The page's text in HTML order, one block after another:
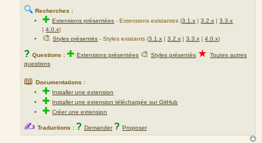
🔍 Recherches :
✚Extensions présentées -Extensions existantes (3.1.x |3.2.x |3.3.x
|4.0.x)
🎨Styles présentés - Styles existants (3.1.x |3.2.x |3.3.x |4.0.x)
? Questions : ✚ Extensions présentées 🎨 Styles présentés ★ Toutes autres
questions
📖 Documentations :
✚ Installer une extension
✚ Installer une extension téléchargée sur GitHub
✚Créer une extension
✍ Traductions : ? Demander ? Proposer